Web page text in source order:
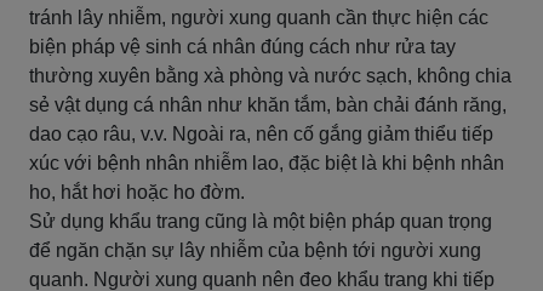
tránh lây nhiễm, người xung quanh cần thực hiện các
biện pháp vệ sinh cá nhân đúng cách như rửa tay
thường xuyên bằng xà phòng và nước sạch, không chia
sẻ vật dụng cá nhân như khăn tắm, bàn chải đánh răng,
dao cạo râu, v.v. Ngoài ra, nên cố gắng giảm thiểu tiếp
xúc với bệnh nhân nhiễm lao, đặc biệt là khi bệnh nhân
ho, hắt hơi hoặc ho đờm.
Sử dụng khẩu trang cũng là một biện pháp quan trọng
để ngăn chặn sự lây nhiễm của bệnh tới người xung
quanh. Người xung quanh nên đeo khẩu trang khi tiếp